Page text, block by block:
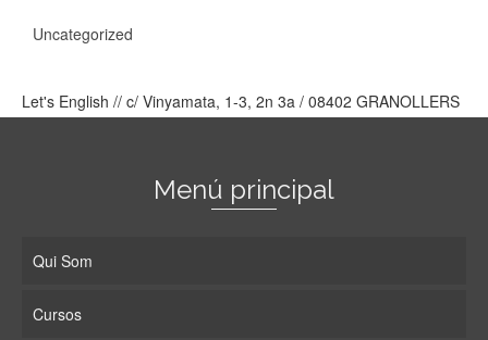
Uncategorized
Let's English // c/ Vinyamata, 1-3, 2n 3a / 08402 GRANOLLERS
Menú principal
Qui Som
Cursos